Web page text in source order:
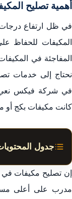
أهمية تصليح
في ظل ارتفاع
المكيفات للحفاظ
المفاجئة في
نحتاج إلى خدمات
في شركة فيكس نعي
كانت مكيفات بكج أو
جدول
أنواع المكيفات
أسباب الحاجة إلى
إن تصليح مكيفات
مدرب على أعلى